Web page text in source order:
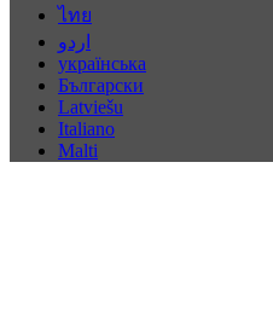
ไทย
اردو
українська
Български
Latviešu
Italiano
Malti